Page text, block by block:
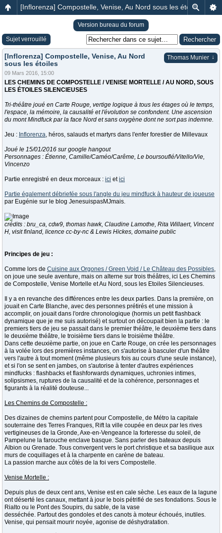
[Inflorenza] Compostelle, Venise, Au Nord sous les étoiles
Version bureau du forum
Sujet verrouillé
Thomas Munier ↓
[Inflorenza] Compostelle, Venise, Au Nord
sous les étoiles
09 Mars 2016, 15:00
LES CHEMINS DE COMPOSTELLE / VENISE MORTELLE / AU NORD, SOUS
LES ÉTOILES SILENCIEUSES
Tri-théâtre joué en Carte Rouge, vertige logique à tous les étages où le temps,
l'espace, la mémoire, la causalité et l'évolution se confondent. Une ascension
du mont Mindfuck par la face Nord et sans oxygène dont ne sort pas indemne.
Jeu : Inflorenza, héros, salauds et martyrs dans l'enfer forestier de Millevaux
Joué le 15/01/2016 sur google hangout
Personnages : Étienne, Camille/Caméo/Carême, Le boursouflé/Vitello/Vie,
Vincenzo
Partie enregistré en deux morceaux : ici etici
Partie également débriefée sous l'angle du jeu mindfuck à hauteur de joueuse
par Eugénie sur le blog JenesuispasMJmais.
crédits : bru_ca, cdw9, thomas hawk, Claudine Lamothe, Rita Willaert, Vincent
H, visit finland, licence cc-by-nc & Lewis Hickes, domaine public
Principes de jeu :
Comme lors de Cuisine aux Orgones / Green Void / Le Château des Possibles,
on joue une seule aventure, mais on alterne sur trois théâtres, ici Les Chemins
de Compostelle, Venise Mortelle et Au Nord, sous les Etoiles Silencieuses.
Il y a en revanche des différences entre les deux parties. Dans la première, on
jouait en Carte Blanche, avec des personnes prétirés et une mission à
accomplir, on jouait dans l'ordre chronologique (hormis un petit flashback
dynamique que je me suis autorisé) et surtout on découpait bien la partie : le
premiers tiers de jeu se passait dans le premier théâtre, le deuxième tiers dans
le deuxième théâtre, le troisième tiers dans le troisième théâtre.
Dans cette deuxième partie, on joue en Carte Rouge, on crée les personnages
à la volée lors des premières instances, on s'autorise à basculer d'un théâtre
vers l'autre à tout moment (même plusieurs fois au cours d'une seule instance),
et si l'on se sent en jambes, on s'autorise à tenter d'autres expériences
mindfucks : flashbacks et flashforwards dynamiques, uchronies intimes,
solipsismes, ruptures de la causalité et de la cohérence, personnages et
figurants à la réalité douteuse...
Les Chemins de Compostelle :
Des dizaines de chemins partent pour Compostelle, de Métro la capitale
souterraine des Terres Franques, Rift la ville coupée en deux par les rives
vertigineuses de la Gronde, Axe-en-Vengeance la forteresse du soleil, de
Pampelune la farouche enclave basque. Sans parler des bateaux depuis
Albion ou Grenade. Tous convergent vers le port christique et sa basilique aux
murs de coquillages et à la charpente en carène de bateau.
La passion marche aux côtés de la foi vers Compostelle.
Venise Mortelle :
Depuis plus de deux cent ans, Venise est en cale sèche. Les eaux de la lagune
ont déserté les canaux, mettant à jour le bois pétrifié de ses fondations. Sous le
Rialto ou le Pont des Soupirs, du sable, de la vase
desséchée. Partout des gondoles et des canots à moteur échoués, inutiles.
Venise, qui pensait mourir noyée, agonise de déshydratation.